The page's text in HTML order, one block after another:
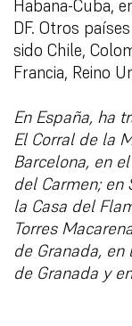
Habana-Cuba,
DF. Otros
sido Chile,
Francia, Reino
En España, ha
El Corral de la
Barcelona, en
del Carmen; en
la Casa del
Torres
de Granada,
de Granada y